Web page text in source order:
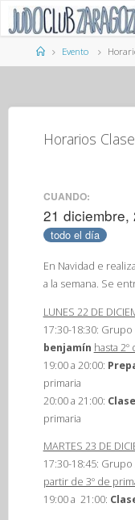
Saltar
contenidoPágina
de
Evento
Horarios
CUANDO:
21 diciembre,
todo el día
En Navidad e
a la semana. Se
LUNES 22 DE
17:30-18:30: Grupo
benjamín hasta
19:00 a 20:00:
primaria
20:00 a 21:00:
primaria
MARTES 23 DE
17:30-18:45: Grupo
partir de 3º de
19:00 a 21:00: